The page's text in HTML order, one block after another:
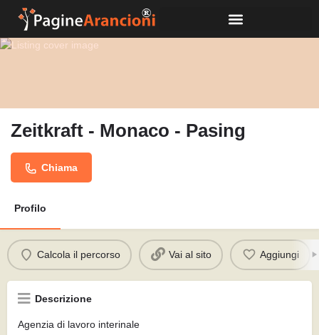
Zeitkraft - Monaco - Pasing
Chiama
Profilo
Calcola il percorso Vai al sito Aggiungi
Descrizione
Agenzia di lavoro interinale